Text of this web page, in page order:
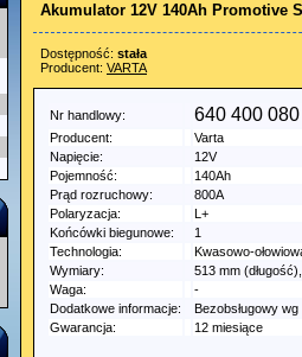
Akumulator 12V 140Ah Promotive
Dostępność: stała
Producent: VARTA
Nr handlowy: 640 400 080
Producent:
Varta
Napięcie:
12V
Pojemność:
140Ah
Prąd rozruchowy:
800A
Polaryzacja:
L+
Końcówki biegunowe:
1
Technologia:
Kwasowo-
Wymiary:
513 mm
Waga:
-
Dodatkowe informacje:
Bezobsługowy
Gwarancja:
12 miesiące